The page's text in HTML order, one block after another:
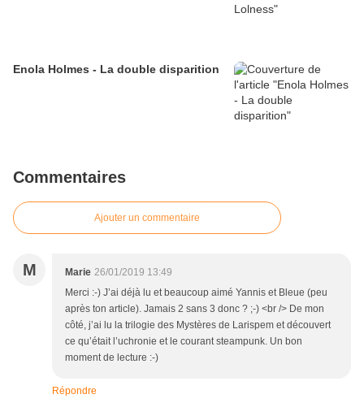
Enola Holmes - La double disparition
Commentaires
Ajouter un commentaire
M Marie 26/01/2019 13:49
Merci :-) J’ai déjà lu et beaucoup aimé Yannis et Bleue (peu
après ton article). Jamais 2 sans 3 donc ? ;-) <br /> De mon
côté, j’ai lu la trilogie des Mystères de Larispem et découvert
ce qu’était l’uchronie et le courant steampunk. Un bon
moment de lecture :-)
Répondre